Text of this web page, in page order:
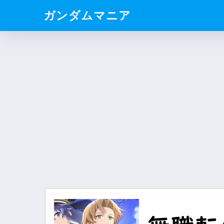
ガンダムマニア